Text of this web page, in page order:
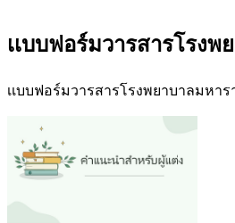
เเบบฟอร์มวารสารโรง
เเบบฟอร์มวารสารโรงพยาบาลมหาร